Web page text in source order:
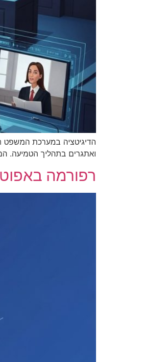
ואתגרים בתהליך הטמיעה.
רפורמה באפוטרופוס הכללי 2025 – שינויים